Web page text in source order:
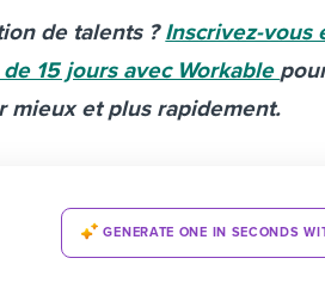
de talents ?Inscrivez-vous
15 jours avec Workable
mieux et plus rapidement.
GENERATE ONE IN SECONDS